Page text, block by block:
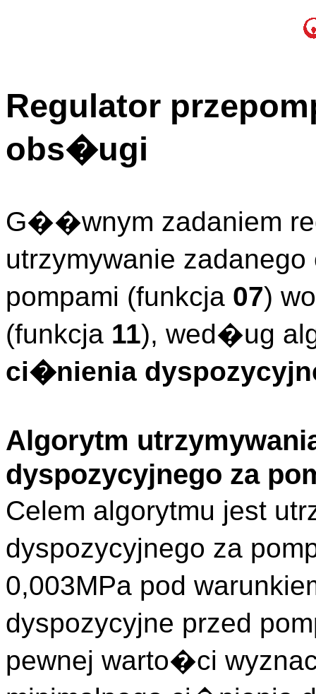
Regulator
obs�ugi
G��wnym zadaniem
utrzymywanie
pompami (funkcja 07)
(funkcja 11), wed�ug
ci�nienia
Algorytm
dyspozycyjnego za
Celem algorytmu jest
dyspozycyjnego za
0,003MPa pod
dyspozycyjne przed
pewnej warto�ci